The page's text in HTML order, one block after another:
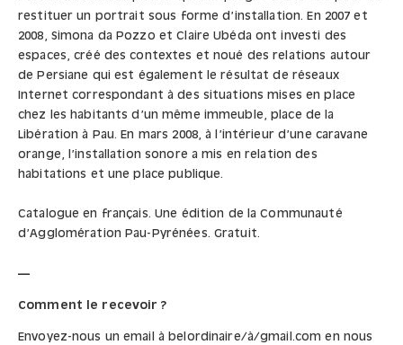
restituer un portrait sous forme d’installation. En 2007 et
2008, Simona da Pozzo et Claire Ubéda ont investi des
espaces, créé des contextes et noué des relations autour
de Persiane qui est également le résultat de réseaux
Internet correspondant à des situations mises en place
chez les habitants d’un même immeuble, place de la
Libération à Pau. En mars 2008, à l’intérieur d’une caravane
orange, l’installation sonore a mis en relation des
habitations et une place publique.
Catalogue en français. Une édition de la Communauté
d’Agglomération Pau-Pyrénées. Gratuit.
Comment le recevoir ?
Envoyez-nous un email à belordinaire/à/gmail.com en nous